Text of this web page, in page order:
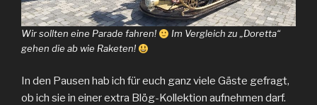
Wir sollten eine Parade fahren!
Im Vergleich zu „Doretta“
gehen die ab wie Raketen!
In den Pausen hab ich für euch ganz viele Gäste gefragt,
ob ich sie in einer extra Blög-Kollektion aufnehmen darf.